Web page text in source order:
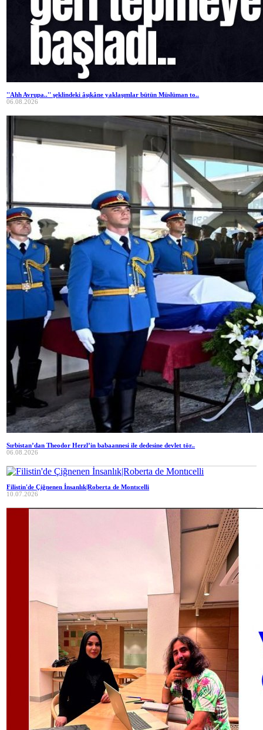
''Ahh Avrupa..'' şeklindeki âşıkâne yaklaşımlar bütün Müslüman to..
06.08.2026
Sırbistan’dan Theodor Herzl’in babaannesi ile dedesine devlet tör..
06.08.2026
Filistin'de Çiğnenen İnsanlık|Roberta de Montıcelli
10.07.2026